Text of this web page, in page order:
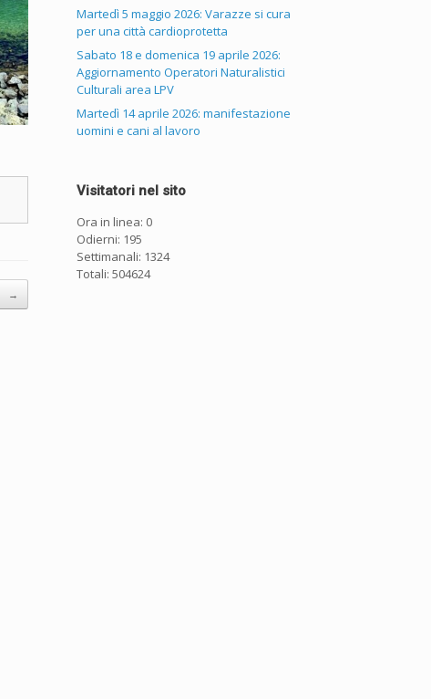
→
Martedì 5 maggio 2026: Varazze si cura
per una città cardioprotetta
Sabato 18 e domenica 19 aprile 2026:
Aggiornamento Operatori Naturalistici
Culturali area LPV
Martedì 14 aprile 2026: manifestazione
uomini e cani al lavoro
Visitatori nel sito
Ora in linea: 0
Odierni: 195
Settimanali: 1324
Totali: 504624